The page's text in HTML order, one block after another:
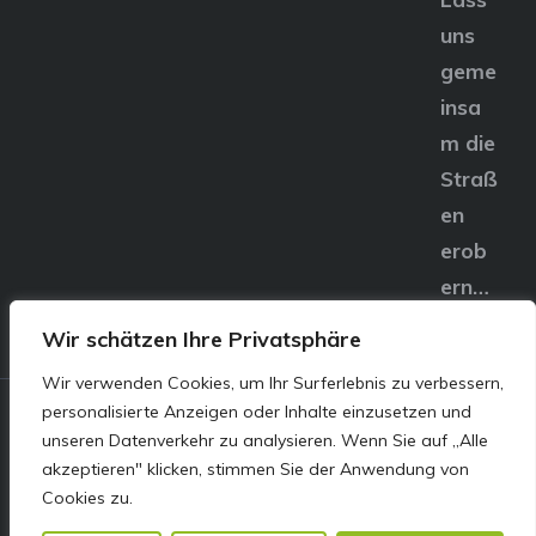
Wir schätzen Ihre Privatsphäre
Wir verwenden Cookies, um Ihr Surferlebnis zu verbessern,
personalisierte Anzeigen oder Inhalte einzusetzen und
unseren Datenverkehr zu analysieren. Wenn Sie auf „Alle
akzeptieren" klicken, stimmen Sie der Anwendung von
Cookies zu.
uns
geme
insa
m die
Straß
en
erob
ern…
© E&S Motors GmbH,
Linzer Straße 83 4240
Freistadt